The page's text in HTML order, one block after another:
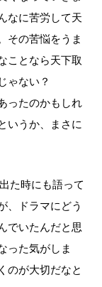
なに苦労して天
その苦悩をうま
ことなら天下取
ゃない？
ったのかもしれ
いうか、まさに
た時にも語って
、ドラマにどう
でいたんだと思
った気がしま
のが大切だなと